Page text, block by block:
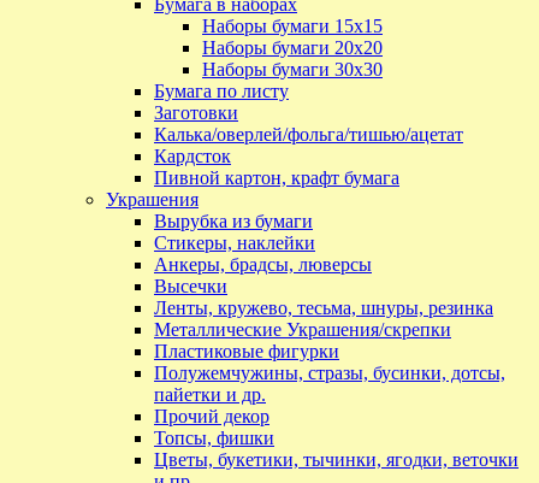
Наборы бумаги 15х15
Наборы бумаги 20х20
Наборы бумаги 30х30
Бумага по листу
Заготовки
Калька/оверлей/фольга/тишью/ацетат
Кардсток
Пивной картон, крафт бумага
Украшения
Вырубка из бумаги
Стикеры, наклейки
Анкеры, брадсы, люверсы
Высечки
Ленты, кружево, тесьма, шнуры, резинка
Металлические Украшения/скрепки
Пластиковые фигурки
Полужемчужины, стразы, бусинки, дотсы,
пайетки и др.
Прочий декор
Топсы, фишки
Цветы, букетики, тычинки, ягодки, веточки